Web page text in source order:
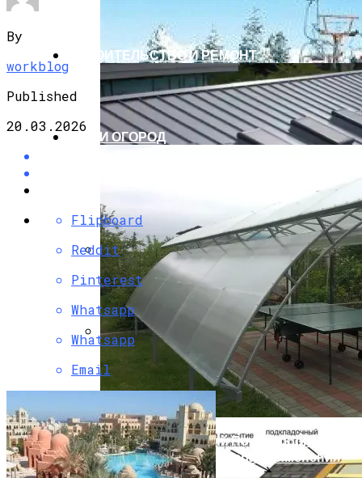
Улудаг Турция Описание Курорта
СТРОИТЕЛЬСТВО И РЕМОНТ
Какие Материалы Позволяют
Устойчиво Выдерживать Снеговые
Нагрузки На Крыше
САД И ОГОРОД
Профилированный Поликарбонат:
Преимущества И Сфера Применения
By
workblog
Published
20.03.2026
Flipboard
Reddit
Pinterest
Whatsapp
Whatsapp
Email